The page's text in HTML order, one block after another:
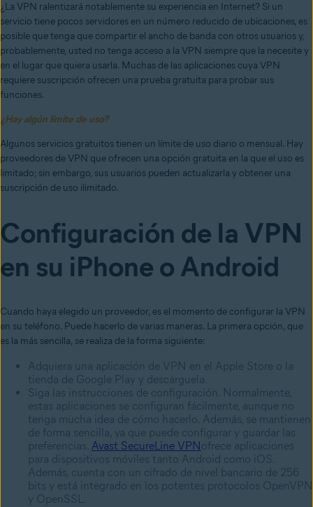
¿La VPN ralentizará notablemente su experiencia en Internet? Si un
servicio tiene pocos servidores en un número reducido de ubicaciones, es
posible que tenga que compartir el ancho de banda con otros usuarios y,
probablemente, usted no tenga acceso a la VPN siempre que la necesite y
en el lugar que quiera usarla. Muchas de las aplicaciones cuya VPN
requiere suscripción ofrecen una prueba gratuita para probar sus
funciones.
¿Hay algún límite de uso?
Algunos servicios gratuitos tienen un límite de uso diario o mensual. Hay
proveedores de VPN que ofrecen una opción gratuita en la que el uso es
limitado; sin embargo, sus usuarios pueden actualizarla y obtener una
suscripción de uso ilimitado.
Configuración de la VPN
en su iPhone o Android
Cuando haya elegido un proveedor, es el momento de configurar la VPN
en su teléfono. Puede hacerlo de varias maneras. La primera opción, que
es la más sencilla, se realiza de la forma siguiente:
Adquiera una aplicación de VPN en el Apple Store o la
tienda de Google Play y descárguela.
Siga las instrucciones de configuración. Normalmente,
estas aplicaciones se configuran fácilmente, aunque no
tenga mucha idea de cómo hacerlo. Además, se mantienen
de forma sencilla, ya que puede configurar y guardar las
preferencias. Avast SecureLine VPNofrece aplicaciones
para dispositivos móviles tanto Android como iOS.
Además, cuenta con un cifrado de nivel bancario de 256
bits y está integrado en los potentes protocolos OpenVPN
y OpenSSL.